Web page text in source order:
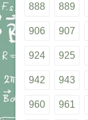
888 889
906 907
924 925
942 943
960 961